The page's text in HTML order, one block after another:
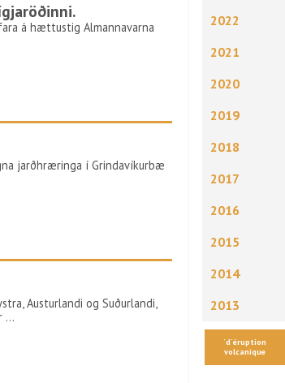
2022
2021
2020
2019
2018
2017
2016
2015
2014
2013
´d´éruption
volcanique
á hættustig Almannavarna
jarðhræringa í Grindavíkurbæ
Austurlandi og Suðurlandi,
…